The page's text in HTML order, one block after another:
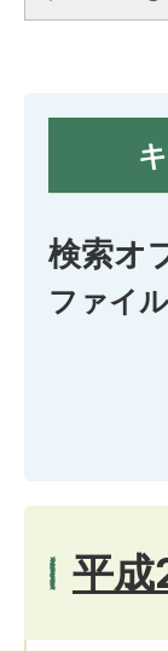
検索オ
ファイ
平成